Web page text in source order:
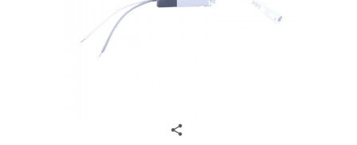
СВЕТИЛЬНИКИ КАК В ИКЕА